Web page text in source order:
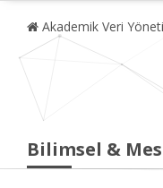
Akademik Veri
Bilimsel &